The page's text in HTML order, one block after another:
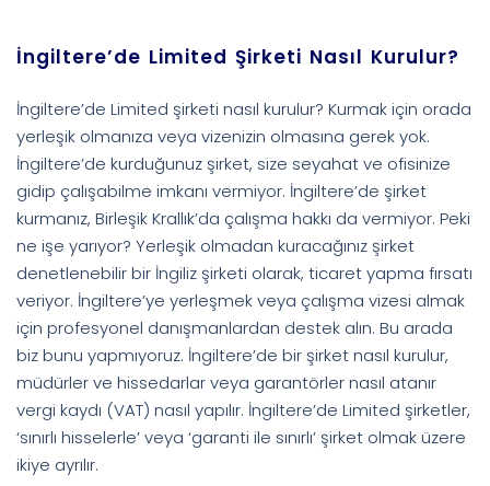
İngiltere’de Limited Şirketi Nasıl Kurulur?
İngiltere’de Limited şirketi nasıl kurulur? Kurmak için orada
yerleşik olmanıza veya vizenizin olmasına gerek yok.
İngiltere’de kurduğunuz şirket, size seyahat ve ofisinize
gidip çalışabilme imkanı vermiyor. İngiltere’de şirket
kurmanız, Birleşik Krallık’da çalışma hakkı da vermiyor. Peki
ne işe yarıyor? Yerleşik olmadan kuracağınız şirket
denetlenebilir bir İngiliz şirketi olarak, ticaret yapma fırsatı
veriyor. İngiltere’ye yerleşmek veya çalışma vizesi almak
için profesyonel danışmanlardan destek alın. Bu arada
biz bunu yapmıyoruz. İngiltere’de bir şirket nasıl kurulur,
müdürler ve hissedarlar veya garantörler nasıl atanır
vergi kaydı (VAT) nasıl yapılır. İngiltere’de Limited şirketler,
‘sınırlı hisselerle’ veya ‘garanti ile sınırlı’ şirket olmak üzere
ikiye ayrılır.